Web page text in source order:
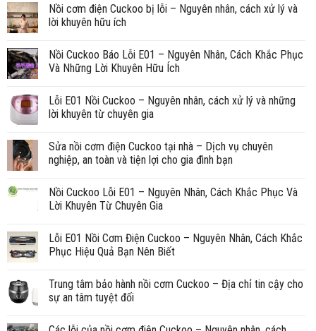
Nồi cơm điện Cuckoo bị lỗi – Nguyên nhân, cách xử lý và
lời khuyên hữu ích
Nồi Cuckoo Báo Lỗi E01 – Nguyên Nhân, Cách Khắc Phục
Và Những Lời Khuyên Hữu Ích
Lỗi E01 Nồi Cuckoo – Nguyên nhân, cách xử lý và những
lời khuyên từ chuyên gia
Sửa nồi cơm điện Cuckoo tại nhà – Dịch vụ chuyên
nghiệp, an toàn và tiện lợi cho gia đình bạn
Nồi Cuckoo Lỗi E01 – Nguyên Nhân, Cách Khắc Phục Và
Lời Khuyên Từ Chuyên Gia
Lỗi E01 Nồi Cơm Điện Cuckoo – Nguyên Nhân, Cách Khắc
Phục Hiệu Quả Bạn Nên Biết
Trung tâm bảo hành nồi cơm Cuckoo – Địa chỉ tin cậy cho
sự an tâm tuyệt đối